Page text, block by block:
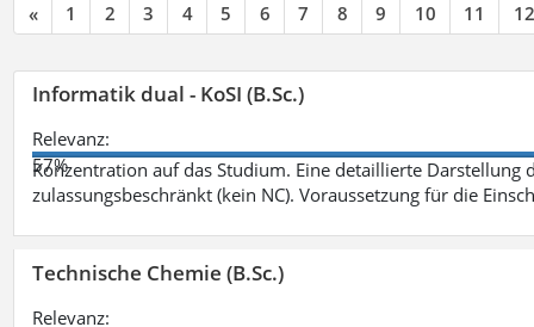
« 1 2 3 4 5 6 7 8 9 10 11 12
Informatik dual - KoSI (B.Sc.)
Relevanz:
57%
Konzentration auf das Studium. Eine detaillierte
zulassungsbeschränkt (kein NC). Voraussetzung für die
Technische Chemie (B.Sc.)
Relevanz: